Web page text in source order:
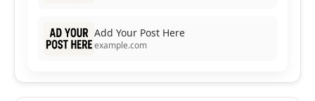
Add Your Post Here
example.com